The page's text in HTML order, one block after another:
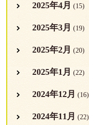
2025年4月 (15)
2025年3月 (19)
2025年2月 (20)
2025年1月 (22)
2024年12月 (16)
2024年11月 (22)